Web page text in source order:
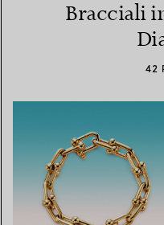
Bracciali
42